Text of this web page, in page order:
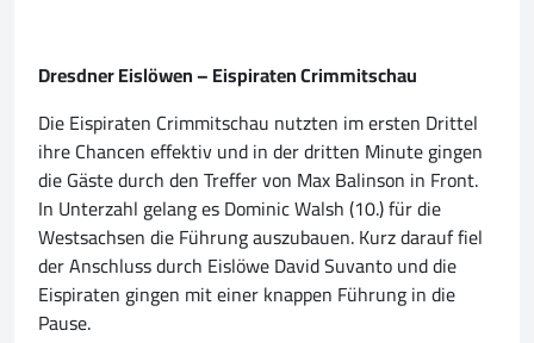
Dresdner Eislöwen – Eispiraten Crimmitschau
Die Eispiraten Crimmitschau nutzten im ersten Drittel
ihre Chancen effektiv und in der dritten Minute gingen
die Gäste durch den Treffer von Max Balinson in Front.
In Unterzahl gelang es Dominic Walsh (10.) für die
Westsachsen die Führung auszubauen. Kurz darauf fiel
der Anschluss durch Eislöwe David Suvanto und die
Eispiraten gingen mit einer knappen Führung in die
Pause.